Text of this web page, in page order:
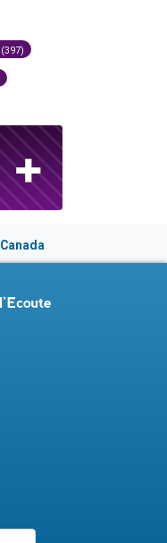
(397)
Canada